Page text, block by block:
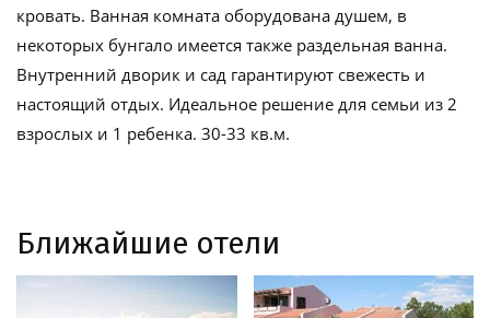
кровать. Ванная комната оборудована душем, в
некоторых бунгало имеется также раздельная ванна.
Внутренний дворик и сад гарантируют свежесть и
настоящий отдых. Идеальное решение для семьи из 2
взрослых и 1 ребенка. 30-33 кв.м.
Ближайшие отели